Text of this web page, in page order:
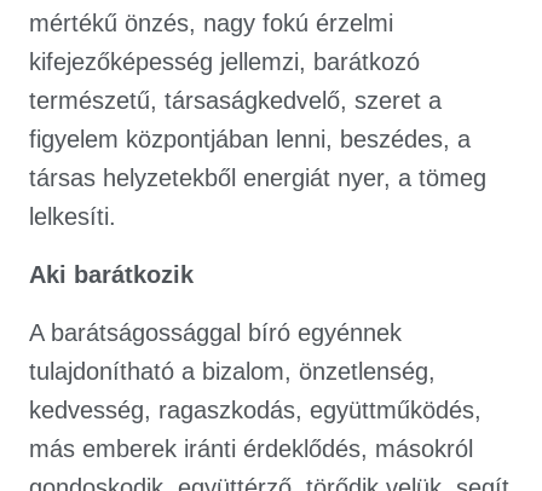
mértékű önzés, nagy fokú érzelmi
kifejezőképesség jellemzi, barátkozó
természetű, társaságkedvelő, szeret a
figyelem központjában lenni, beszédes, a
társas helyzetekből energiát nyer, a tömeg
lelkesíti.
Aki barátkozik
A barátságossággal bíró egyénnek
tulajdonítható a bizalom, önzetlenség,
kedvesség, ragaszkodás, együttműködés,
más emberek iránti érdeklődés, másokról